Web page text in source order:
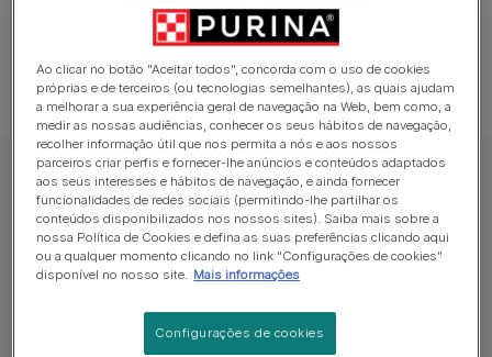
Snacks para cão
FRISKIES PICNIC Variety
Sem avaliações​
Formatos disponíveis:
Ao clicar no botão "Aceitar todos", concorda com o uso de cookies
próprias e de terceiros (ou tecnologias semelhantes), as quais ajudam
a melhorar a sua experiência geral de navegação na Web, bem como, a
medir as nossas audiências, conhecer os seus hábitos de navegação,
recolher informação útil que nos permita a nós e aos nossos
parceiros criar perfis e fornecer-lhe anúncios e conteúdos adaptados
aos seus interesses e hábitos de navegação, e ainda fornecer
funcionalidades de redes sociais (permitindo-lhe partilhar os
conteúdos disponibilizados nos nossos sites). Saiba mais sobre a
nossa Política de Cookies e defina as suas preferências clicando aqui
ou a qualquer momento clicando no link "Configurações de cookies"
disponível no nosso site. Mais informações
Configurações de cookies